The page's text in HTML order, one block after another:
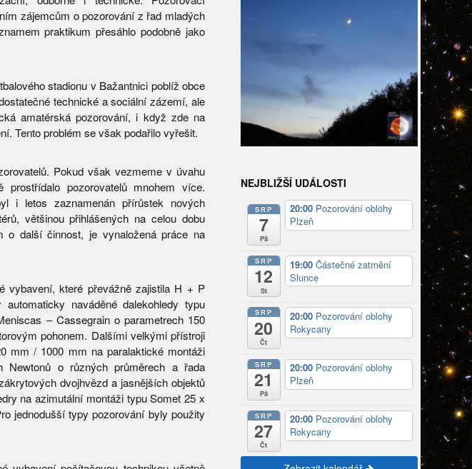
zájemcům o pozorování z řad mladých
praktikum přesáhlo podobně jako
stadionu v Bažantnici poblíž obce
technické a sociální zázemí, ale
amatérská pozorování, i když zde na
Tento problém se však podařilo vyřešit.
Pokud však vezmeme v úvahu
pozorovatelů mnohem více.
i letos zaznamenán přírůstek nových
většinou přihlášených na celou dobu
o další činnost, je vynaložená práce na
vybavení, které převážně zajistila H + P
naváděné dalekohledy typu
– Cassegrain o parametrech 150
pohonem. Dalšími velkými přístroji
mm / 1000 mm na paralaktické montáži
Newtonů o různých průměrech a řada
dvojhvězd a jasnějších objektů
na azimutální montáži typu Somet 25 x
jednodušší typy pozorování byly použity
NEJBLIŽŠÍ UDÁLOSTI
SRP
7
Pá
20:00 Pozorování oblohy
Plzeň
SRP
12
St
19:00 Částečné zatmění
Slunce
SRP
20
Čt
20:00 Pozorování oblohy
Rokycany
SRP
21
Pá
20:00 Pozorování oblohy
Plzeň
SRP
27
Čt
20:00 Pozorování oblohy
Rokycany